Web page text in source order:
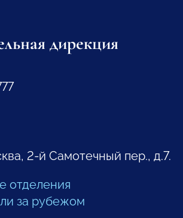
дирекция
2-й Самотечный пер., д.7.
отделения
за рубежом